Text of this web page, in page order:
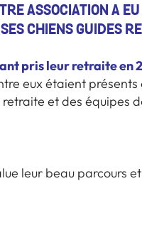
ASSOCIATION A
CHIENS GUIDES
pris leur retraite en
eux étaient
et des équipes
leur beau parcours